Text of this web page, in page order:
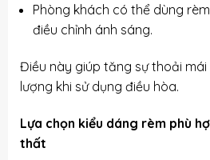
Phòng khách có thể dùng
điều chỉnh ánh sáng.
Điều này giúp tăng sự thoải
lượng khi sử dụng điều hòa.
Lựa chọn kiểu dáng rèm phù
thất